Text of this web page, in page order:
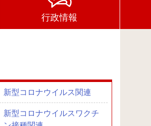
行政情報
新型コロナウイルス関連
新型コロナウイルスワクチ